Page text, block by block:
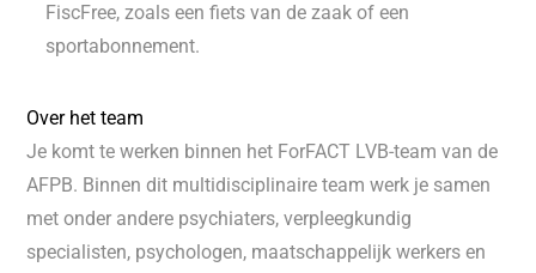
FiscFree, zoals een fiets van de zaak of een
sportabonnement.
Over het team
Je komt te werken binnen het ForFACT LVB-team van de
AFPB. Binnen dit multidisciplinaire team werk je samen
met onder andere psychiaters, verpleegkundig
specialisten, psychologen, maatschappelijk werkers en